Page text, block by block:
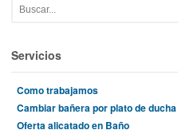
Servicios
Como trabajamos
Cambiar bañera por plato de ducha
Oferta alicatado en Baño